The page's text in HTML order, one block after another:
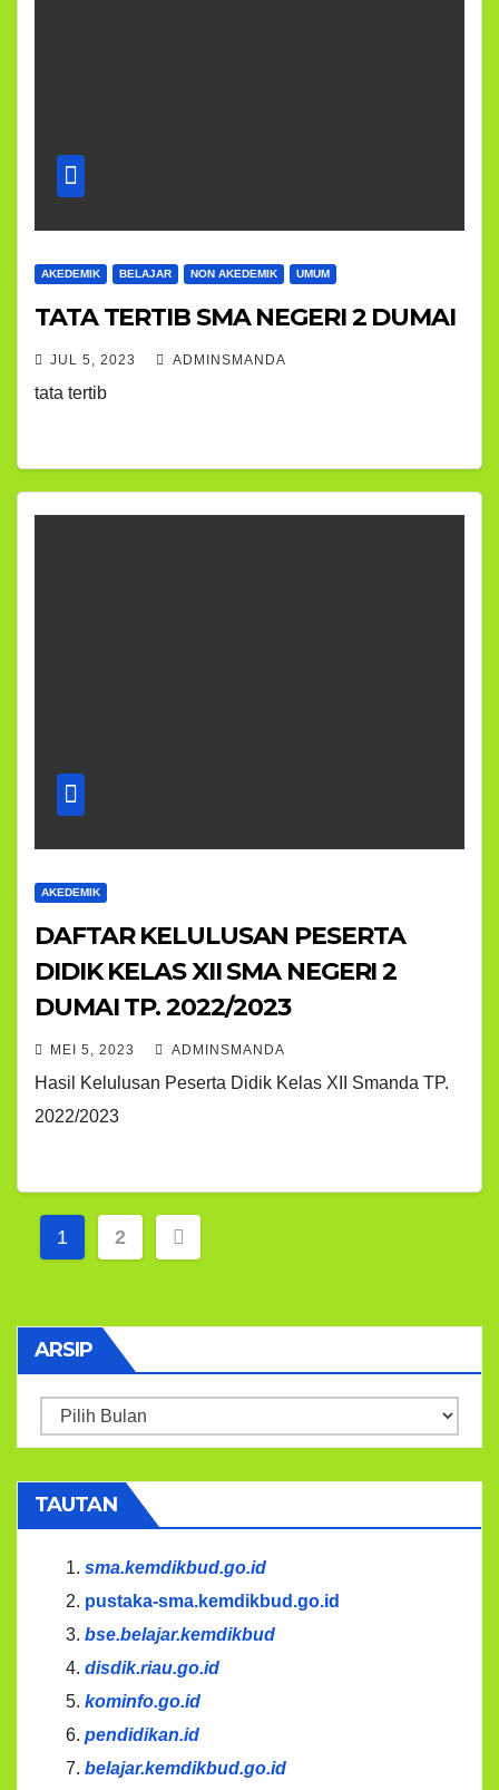
AKEDEMIK BELAJAR NON AKEDEMIK UMUM
TATA TERTIB SMA NEGERI 2 DUMAI
JUL 5, 2023 ADMINSMANDA
tata tertib
AKEDEMIK
DAFTAR KELULUSAN PESERTA
DIDIK KELAS XII SMA NEGERI 2
DUMAI TP. 2022/2023
MEI 5, 2023 ADMINSMANDA
Hasil Kelulusan Peserta Didik Kelas XII Smanda TP.
2022/2023
Navigasi
1 2
ARSIP
Arsip
TAUTAN
sma.kemdikbud.go.id
pustaka-sma.kemdikbud.go.id
bse.belajar.kemdikbud
disdik.riau.go.id
kominfo.go.id
pendidikan.id
belajar.kemdikbud.go.id